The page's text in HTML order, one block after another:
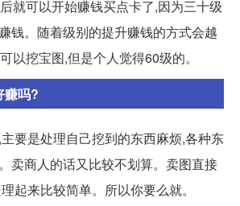
就可以开始赚钱买点卡了,因为三十级
钱。随着级别的提升赚钱的方式会越
以挖宝图,但是个人觉得60级的。
赚吗?
要是处理自己挖到的东西麻烦,各种东
卖商人的话又比较不划算。卖图直接
起来比较简单。所以你要么就。